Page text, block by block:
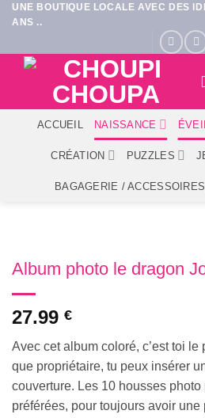
Passer
au
UNE BOUTIQUE LOCALE AVEC DES
ANS ..
ACCUEIL NAISSANCE ÉVEIL
CRÉATION PUZZLES
BAGAGERIE / ACCESSOIRES
Album photo le dragon
27.99 €
Avec cet album coloré, c’est toi le
que propriétaire, tu peux insérer
couverture. Les 10 housses
préférées, pour toujours avoir